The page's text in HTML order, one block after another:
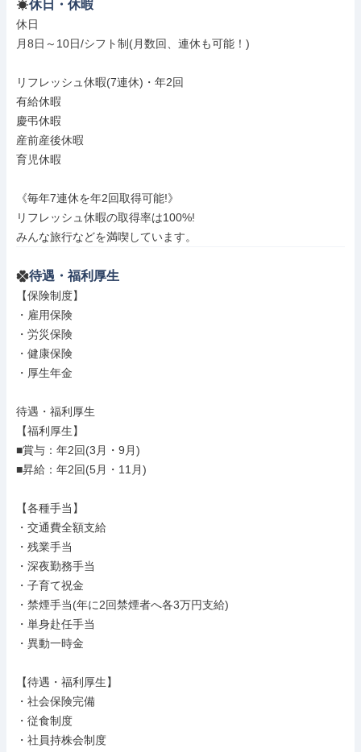
休日・休暇
休日
月8日～10日/シフト制(月数回、連休も可能！)
リフレッシュ休暇(7連休)・年2回
有給休暇
慶弔休暇
産前産後休暇
育児休暇
《毎年7連休を年2回取得可能!》
リフレッシュ休暇の取得率は100%!
みんな旅行などを満喫しています。
待遇・福利厚生
【保険制度】
・雇用保険
・労災保険
・健康保険
・厚生年金
待遇・福利厚生
【福利厚生】
■賞与：年2回(3月・9月)
■昇給：年2回(5月・11月)
【各種手当】
・交通費全額支給
・残業手当
・深夜勤務手当
・子育て祝金
・禁煙手当(年に2回禁煙者へ各3万円支給)
・単身赴任手当
・異動一時金
【待遇・福利厚生】
・社会保険完備
・従食制度
・社員持株会制度